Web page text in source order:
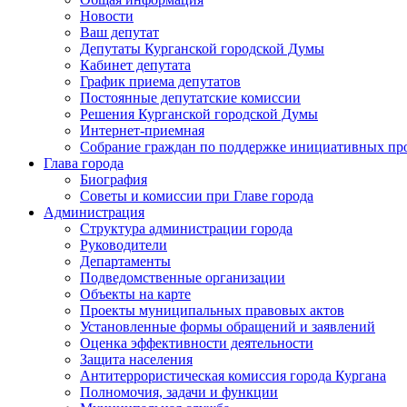
Новости
Ваш депутат
Депутаты Курганской городской Думы
Кабинет депутата
График приема депутатов
Постоянные депутатские комиссии
Решения Курганской городской Думы
Интернет-приемная
Собрание граждан по поддержке инициативных
Глава города
Биография
Советы и комиссии при Главе города
Администрация
Структура администрации города
Руководители
Департаменты
Подведомственные организации
Объекты на карте
Проекты муниципальных правовых актов
Установленные формы обращений и заявлений
Оценка эффективности деятельности
Защита населения
Антитеррористическая комиссия города Кургана
Полномочия, задачи и функции